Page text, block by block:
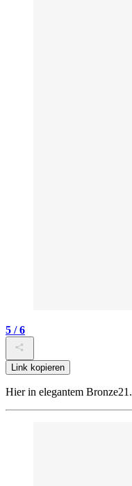
5 / 6
Link kopieren
Hier in elegantem Bronze21.